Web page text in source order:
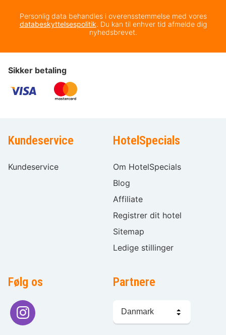
Personlig data behandles i overensstemmelse med vores
databeskyttelsespolitik. Du kan til enhver tid afmelde dig
nyhedsbrevet.
Sikker betaling
Kundeservice
Kundeservice
HotelSpecials
Om HotelSpecials
Blog
Affiliate
Registrer dit hotel
Sitemap
Ledige stillinger
Følg os Partnere